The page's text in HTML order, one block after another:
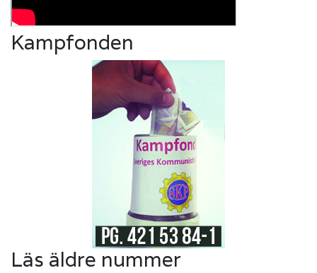
Kampfonden
Läs äldre nummer